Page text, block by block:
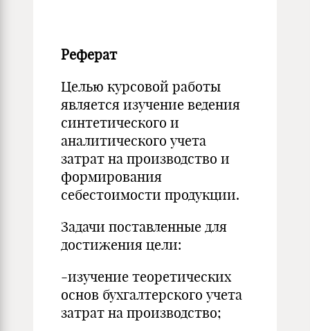
Реферат
Целью курсовой работы
является изучение ведения
синтетического и
аналитического учета
затрат на производство и
формирования
себестоимости продукции.
Задачи поставленные для
достижения цели:
-изучение теоретических
основ бухгалтерского учета
затрат на производство;